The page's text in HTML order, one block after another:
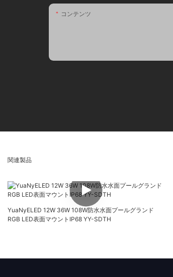
コンテンツ
関連製品
YuaNyELED 12W 36W 108W防水水面プールグランド
RGB LED表面マウントIP68 YY-SDTH